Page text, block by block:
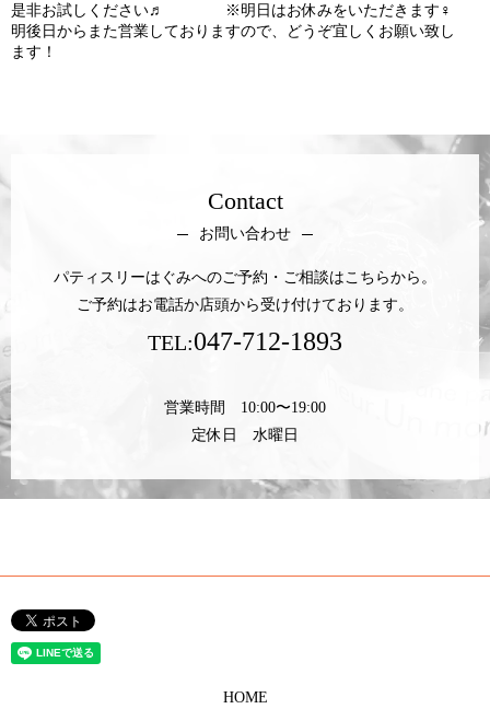
是非お試しください♬ ※明日はお休みをいただきます‍♀️
明後日からまた営業しておりますので、どうぞ宜しくお願い致し
ます！
Contact
お問い合わせ
パティスリーはぐみへのご予約・ご相談はこちらから。
ご予約はお電話か店頭から受け付けております。
TEL:047-712-1893
営業時間 10:00〜19:00
定休日 水曜日
HOME